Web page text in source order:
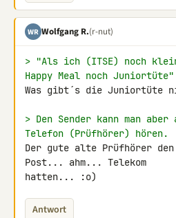
WR Wolfgang R.(r-nut)
> "Als ich (ITSE) noch
Happy Meal noch Juniortüte"
Was gibt´s die Juniortüte
> Den Sender kann man
Telefon (Prüfhörer) hören.
Der gute alte Prüfhörer
Post... ahm... Telekom
hatten... :o)
Antwort